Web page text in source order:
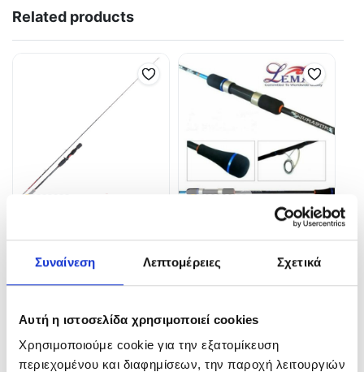
Συναίνεση Λεπτομέρειες Σχετικά
Αυτή η ιστοσελίδα χρησιμοποιεί cookies
Χρησιμοποιούμε cookie για την εξατομίκευση
περιεχομένου και διαφημίσεων, την παροχή λειτουργιών
Related products
134,00€ 99,00